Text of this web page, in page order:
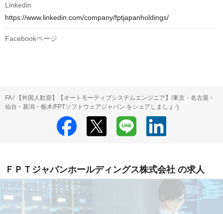
Linkedin
https://www.linkedin.com/company/fptjapanholdings/
Facebookページ
FA / 【外国人歓迎】【オートモーティブシステムエンジニア】/東京・名古屋・
仙台・新潟・栃木/FPTソフトウェアジャパン をシェアしましょう
ＦＰＴジャパンホールディングス株式会社 の求人